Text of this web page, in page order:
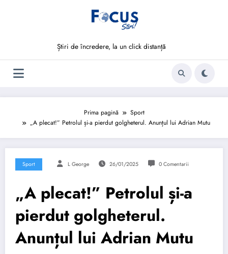
Știri de încredere, la un click distanță
Prima pagină
Sport
„A plecat!” Petrolul și-a pierdut golgheterul. Anunțul lui Adrian Mutu
Sport L George 26/01/2025 0 Comentarii
„A plecat!” Petrolul și-a
pierdut golgheterul.
Anunțul lui Adrian Mutu